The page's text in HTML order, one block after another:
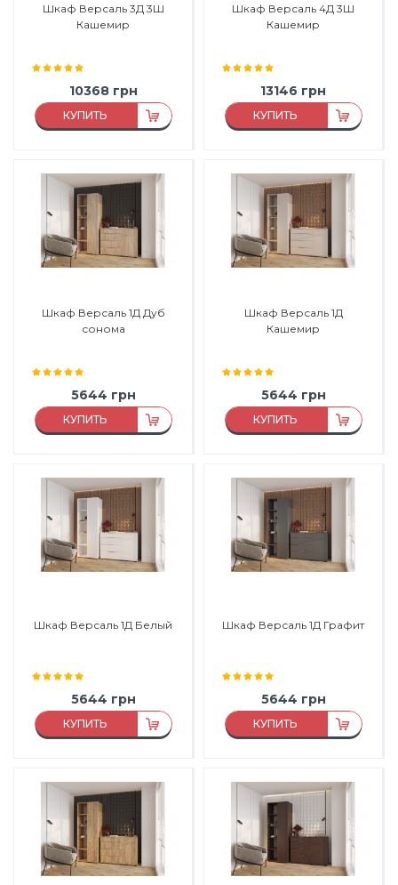
Шкаф Версаль 3Д 3Ш
Кашемир
10368 грн
КУПИТЬ
Матеріал:
ЛДСП
Матеріал каркасу:
Матеріал фасаду:
ЛДСП
Шкаф Версаль 4Д 3Ш
Кашемир
13146 грн
КУПИТЬ
Материал каркаса: ЛДСП
Материал фасада:
ЛДСП
Производитель:
Феникс
Мебель
Шкаф Версаль 1Д Дуб
сонома
5644 грн
КУПИТЬ
Материал каркаса: ЛДСП
Материал фасада:
Производитель:
Феникс
Мебель
Шкаф Версаль 1Д
Кашемир
5644 грн
КУПИТЬ
Материал каркаса: ЛДСП
Материал фасада:
Производитель:
Феникс
Мебель
Шкаф Версаль 1Д Белый
5644 грн
КУПИТЬ
Материал каркаса: ЛДСП
Материал фасада:
Производитель:
Феникс
Мебель
Шкаф Версаль 1Д Графит
5644 грн
КУПИТЬ
Материал каркаса:
ЛДСП
Материал фасада:
Производитель:
Феникс
Мебель